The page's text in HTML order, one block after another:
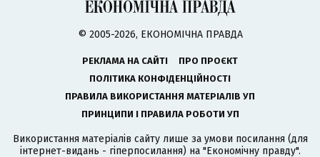
© 2005-2026, ЕКОНОМІЧНА ПРАВДА
РЕКЛАМА НА САЙТІ
ПРО ПРОЄКТ
ПОЛІТИКА КОНФІДЕНЦІЙНОСТІ
ПРАВИЛА ВИКОРИСТАННЯ МАТЕРІАЛІВ УП
ПРИНЦИПИ І ПРАВИЛА РОБОТИ УП
Використання матеріалів сайту лише за умови посилання (для
інтернет-видань - гіперпосилання) на "Економічну правду".